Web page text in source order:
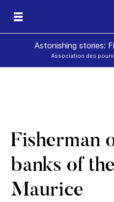
Astonishing stories:
Association des
Fisherman
banks of
Maurice